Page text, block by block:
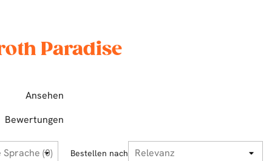
Paradise
Ansehen
Bewertungen
Bestellen nach